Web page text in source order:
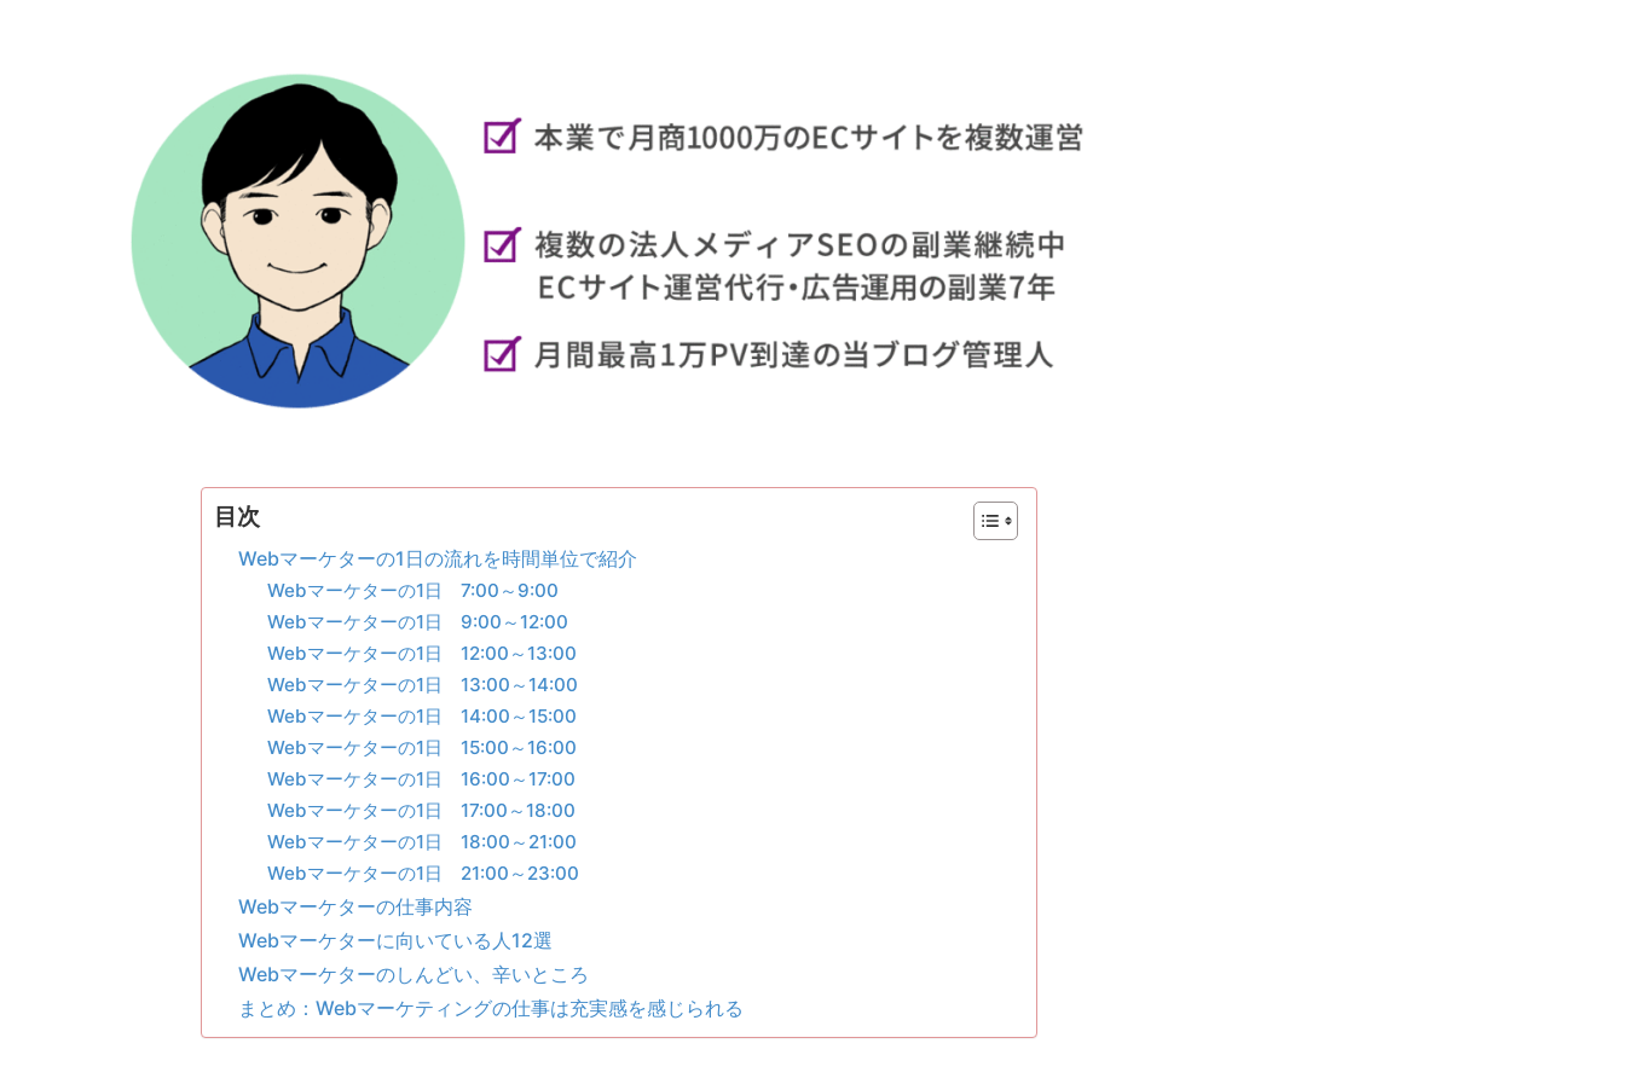
目次
Webマーケターの1日の流れを時間単位で紹介
Webマーケターの1日 7:00～9:00
Webマーケターの1日 9:00～12:00
Webマーケターの1日 12:00～13:00
Webマーケターの1日 13:00～14:00
Webマーケターの1日 14:00～15:00
Webマーケターの1日 15:00～16:00
Webマーケターの1日 16:00～17:00
Webマーケターの1日 17:00～18:00
Webマーケターの1日 18:00～21:00
Webマーケターの1日 21:00～23:00
Webマーケターの仕事内容
Webマーケターに向いている人12選
Webマーケターのしんどい、辛いところ
まとめ：Webマーケティングの仕事は充実感を感じられる